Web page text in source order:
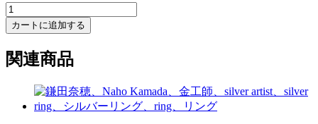
Antonia
Rossi,
Embroidered
Necklace
-
カートに追加する
関連商品